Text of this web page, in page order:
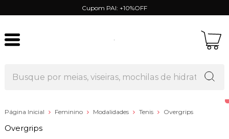
Cupom PAI: +10%OFF
Página Inicial Feminino Modalidades Tenis Overgrips
Overgrips